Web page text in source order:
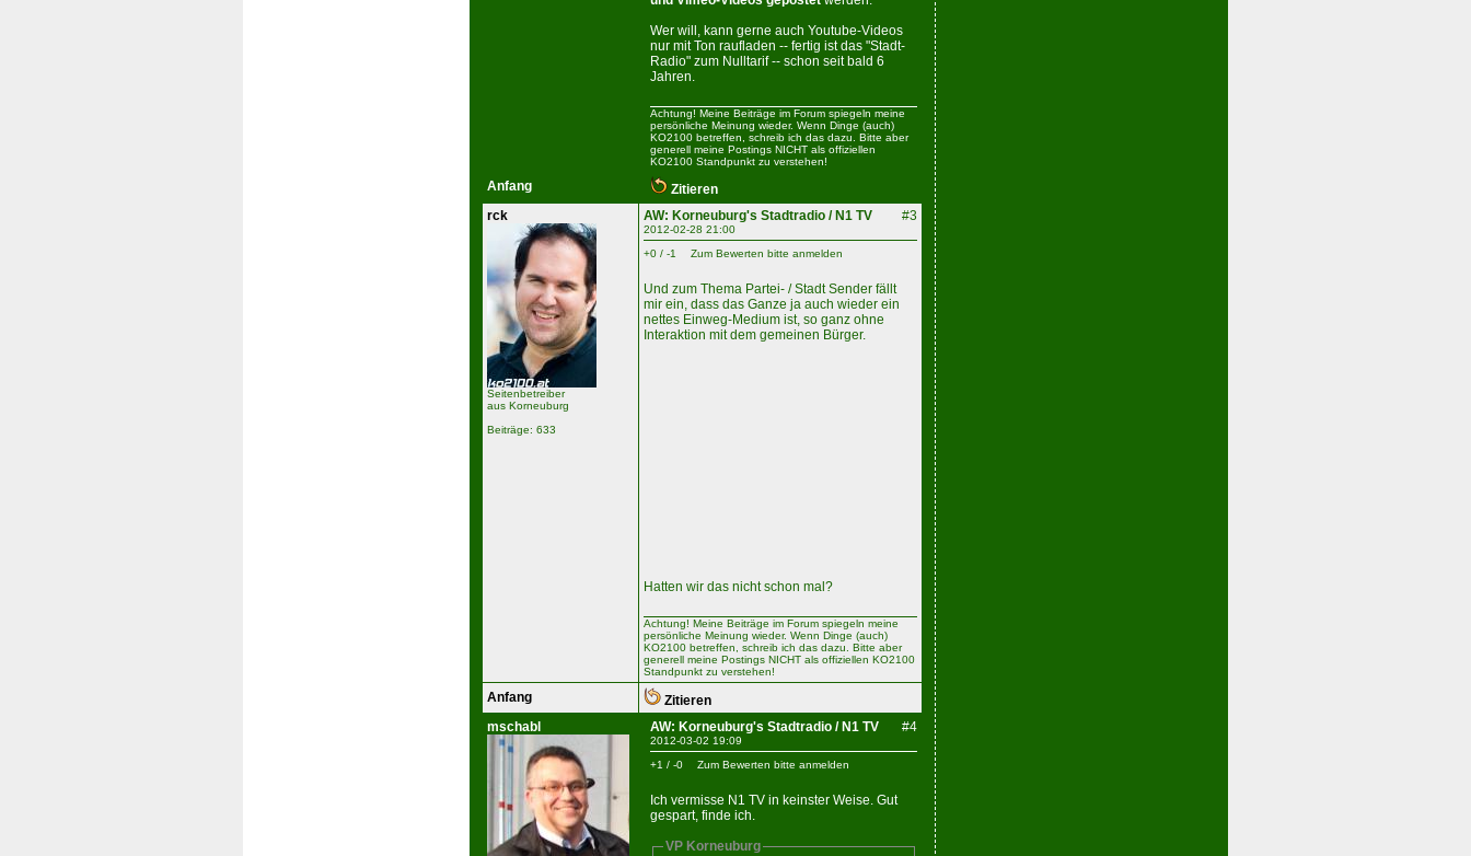
Wer will, kann gerne auch Youtube-Videos
nur mit Ton raufladen -- fertig ist das "Stadt-
Radio" zum Nulltarif -- schon seit bald 6
Jahren.
Achtung! Meine Beiträge im Forum spiegeln meine
persönliche Meinung wieder. Wenn Dinge (auch)
KO2100 betreffen, schreib ich das dazu. Bitte aber
generell meine Postings NICHT als offiziellen
KO2100 Standpunkt zu verstehen!
Anfang
Zitieren
rck
Seitenbetreiber
aus Korneuburg
Beiträge: 633
#3
AW: Korneuburg's Stadtradio / N1 TV
2012-02-28 21:00
+0 / -1
Zum Bewerten bitte anmelden
Und zum Thema Partei- / Stadt Sender fällt
mir ein, dass das Ganze ja auch wieder ein
nettes Einweg-Medium ist, so ganz ohne
Interaktion mit dem gemeinen Bürger.
Hatten wir das nicht schon mal?
Achtung! Meine Beiträge im Forum spiegeln meine
persönliche Meinung wieder. Wenn Dinge (auch)
KO2100 betreffen, schreib ich das dazu. Bitte aber
generell meine Postings NICHT als offiziellen KO2100
Standpunkt zu verstehen!
Anfang
Zitieren
mschabl
#4
AW: Korneuburg's Stadtradio / N1 TV
2012-03-02 19:09
+1 / -0
Zum Bewerten bitte anmelden
Ich vermisse N1 TV in keinster Weise. Gut
gespart, finde ich.
VP Korneuburg